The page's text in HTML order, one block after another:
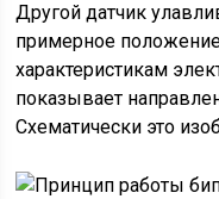
Другой датчик
примерное
характеристикам
показывает
Схематически это